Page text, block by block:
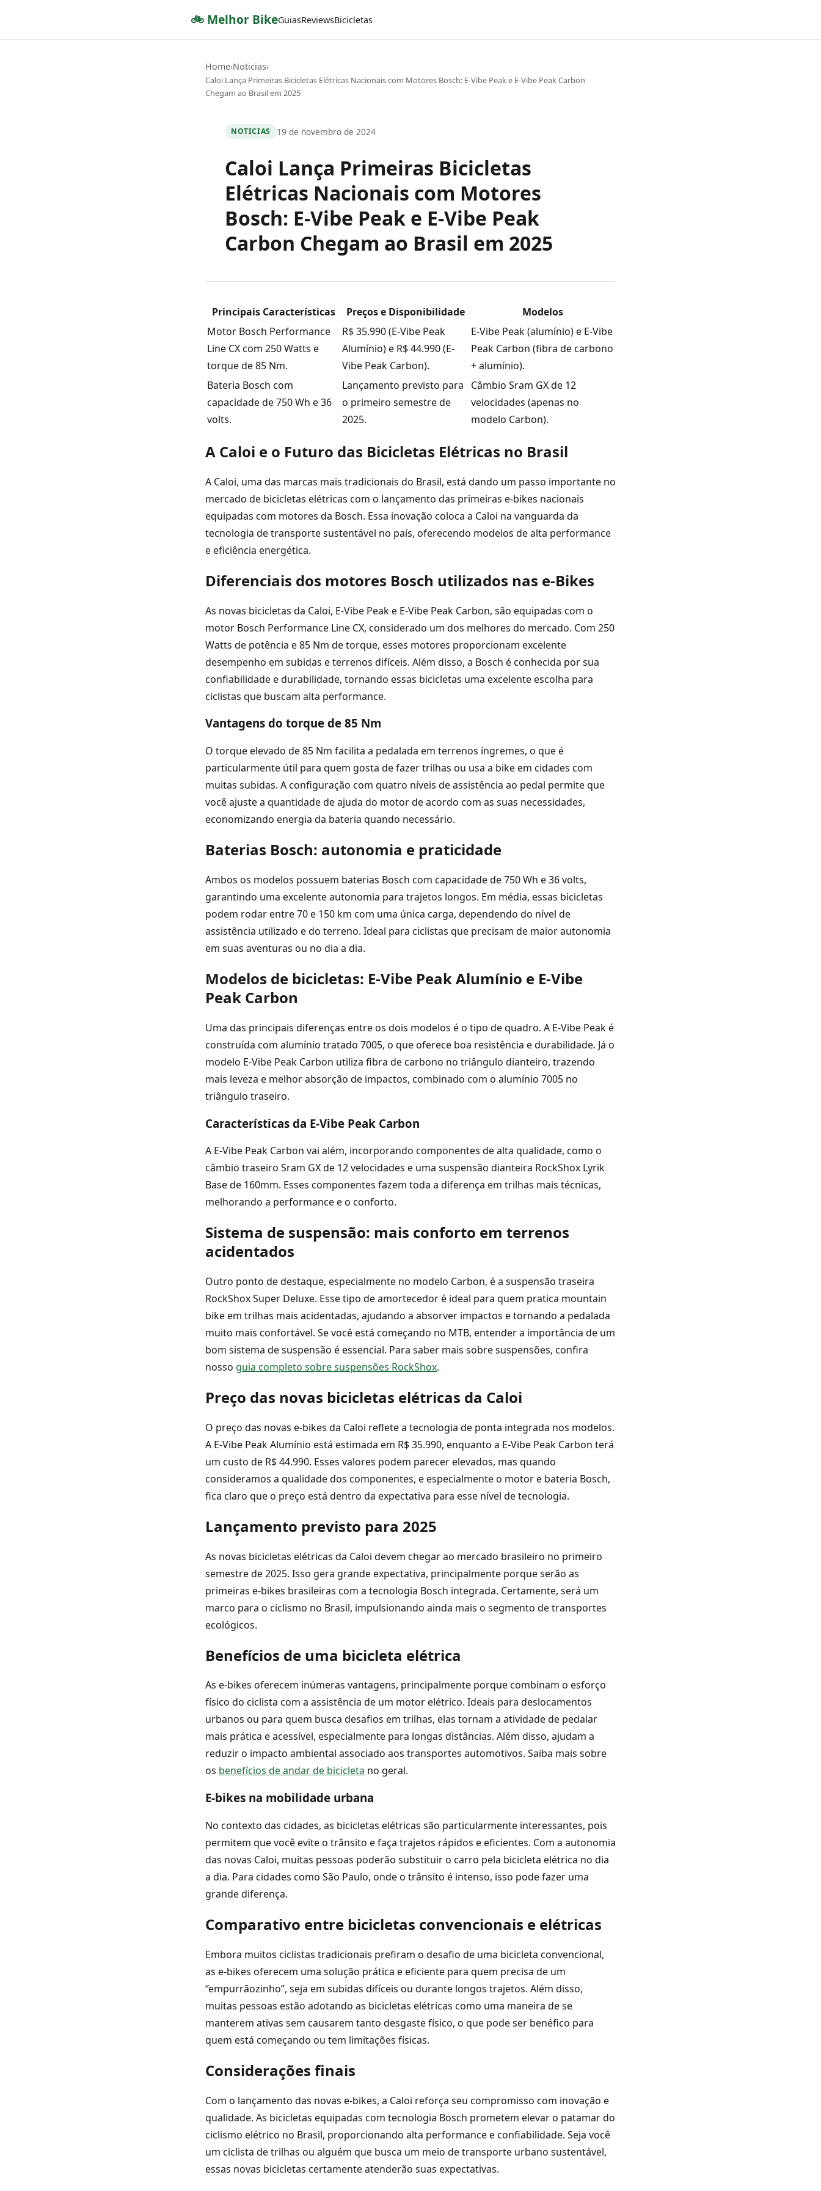
🚲 Melhor BikeGuiasReviewsBicicletas
Home›Noticias›
Caloi Lança Primeiras Bicicletas Elétricas Nacionais com Motores Bosch: E-Vibe Peak e E-Vibe Peak Carbon
Chegam ao Brasil em 2025
NOTICIAS 19 de novembro de 2024
Caloi Lança Primeiras Bicicletas
Elétricas Nacionais com Motores
Bosch: E-Vibe Peak e E-Vibe Peak
Carbon Chegam ao Brasil em 2025
Principais Características Preços e Disponibilidade
Modelos
Motor Bosch Performance
Line CX com 250 Watts e
torque de 85 Nm.
R$ 35.990 (E-Vibe Peak
Alumínio) e R$ 44.990 (E-
Vibe Peak Carbon).
E-Vibe Peak (alumínio) e E-Vibe
Peak Carbon (fibra de carbono
+ alumínio).
Bateria Bosch com
capacidade de 750 Wh e 36
volts.
Lançamento previsto para
o primeiro semestre de
2025.
Câmbio Sram GX de 12
velocidades (apenas no
modelo Carbon).
A Caloi e o Futuro das Bicicletas Elétricas no Brasil
A Caloi, uma das marcas mais tradicionais do Brasil, está dando um passo importante no
mercado de bicicletas elétricas com o lançamento das primeiras e-bikes nacionais
equipadas com motores da Bosch. Essa inovação coloca a Caloi na vanguarda da
tecnologia de transporte sustentável no país, oferecendo modelos de alta performance
e eficiência energética.
Diferenciais dos motores Bosch utilizados nas e-Bikes
As novas bicicletas da Caloi, E-Vibe Peak e E-Vibe Peak Carbon, são equipadas com o
motor Bosch Performance Line CX, considerado um dos melhores do mercado. Com 250
Watts de potência e 85 Nm de torque, esses motores proporcionam excelente
desempenho em subidas e terrenos difíceis. Além disso, a Bosch é conhecida por sua
confiabilidade e durabilidade, tornando essas bicicletas uma excelente escolha para
ciclistas que buscam alta performance.
Vantagens do torque de 85 Nm
O torque elevado de 85 Nm facilita a pedalada em terrenos íngremes, o que é
particularmente útil para quem gosta de fazer trilhas ou usa a bike em cidades com
muitas subidas. A configuração com quatro níveis de assistência ao pedal permite que
você ajuste a quantidade de ajuda do motor de acordo com as suas necessidades,
economizando energia da bateria quando necessário.
Baterias Bosch: autonomia e praticidade
Ambos os modelos possuem baterias Bosch com capacidade de 750 Wh e 36 volts,
garantindo uma excelente autonomia para trajetos longos. Em média, essas bicicletas
podem rodar entre 70 e 150 km com uma única carga, dependendo do nível de
assistência utilizado e do terreno. Ideal para ciclistas que precisam de maior autonomia
em suas aventuras ou no dia a dia.
Modelos de bicicletas: E-Vibe Peak Alumínio e E-Vibe
Peak Carbon
Uma das principais diferenças entre os dois modelos é o tipo de quadro. A E-Vibe Peak é
construída com alumínio tratado 7005, o que oferece boa resistência e durabilidade. Já o
modelo E-Vibe Peak Carbon utiliza fibra de carbono no triângulo dianteiro, trazendo
mais leveza e melhor absorção de impactos, combinado com o alumínio 7005 no
triângulo traseiro.
Características da E-Vibe Peak Carbon
A E-Vibe Peak Carbon vai além, incorporando componentes de alta qualidade, como o
câmbio traseiro Sram GX de 12 velocidades e uma suspensão dianteira RockShox Lyrik
Base de 160mm. Esses componentes fazem toda a diferença em trilhas mais técnicas,
melhorando a performance e o conforto.
Sistema de suspensão: mais conforto em terrenos
acidentados
Outro ponto de destaque, especialmente no modelo Carbon, é a suspensão traseira
RockShox Super Deluxe. Esse tipo de amortecedor é ideal para quem pratica mountain
bike em trilhas mais acidentadas, ajudando a absorver impactos e tornando a pedalada
muito mais confortável. Se você está começando no MTB, entender a importância de um
bom sistema de suspensão é essencial. Para saber mais sobre suspensões, confira
nosso guia completo sobre suspensões RockShox.
Preço das novas bicicletas elétricas da Caloi
O preço das novas e-bikes da Caloi reflete a tecnologia de ponta integrada nos modelos.
A E-Vibe Peak Alumínio está estimada em R$ 35.990, enquanto a E-Vibe Peak Carbon terá
um custo de R$ 44.990. Esses valores podem parecer elevados, mas quando
consideramos a qualidade dos componentes, e especialmente o motor e bateria Bosch,
fica claro que o preço está dentro da expectativa para esse nível de tecnologia.
Lançamento previsto para 2025
As novas bicicletas elétricas da Caloi devem chegar ao mercado brasileiro no primeiro
semestre de 2025. Isso gera grande expectativa, principalmente porque serão as
primeiras e-bikes brasileiras com a tecnologia Bosch integrada. Certamente, será um
marco para o ciclismo no Brasil, impulsionando ainda mais o segmento de transportes
ecológicos.
Benefícios de uma bicicleta elétrica
As e-bikes oferecem inúmeras vantagens, principalmente porque combinam o esforço
físico do ciclista com a assistência de um motor elétrico. Ideais para deslocamentos
urbanos ou para quem busca desafios em trilhas, elas tornam a atividade de pedalar
mais prática e acessível, especialmente para longas distâncias. Além disso, ajudam a
reduzir o impacto ambiental associado aos transportes automotivos. Saiba mais sobre
os benefícios de andar de bicicleta no geral.
E-bikes na mobilidade urbana
No contexto das cidades, as bicicletas elétricas são particularmente interessantes, pois
permitem que você evite o trânsito e faça trajetos rápidos e eficientes. Com a autonomia
das novas Caloi, muitas pessoas poderão substituir o carro pela bicicleta elétrica no dia
a dia. Para cidades como São Paulo, onde o trânsito é intenso, isso pode fazer uma
grande diferença.
Comparativo entre bicicletas convencionais e elétricas
Embora muitos ciclistas tradicionais prefiram o desafio de uma bicicleta convencional,
as e-bikes oferecem uma solução prática e eficiente para quem precisa de um
“empurrãozinho”, seja em subidas difíceis ou durante longos trajetos. Além disso,
muitas pessoas estão adotando as bicicletas elétricas como uma maneira de se
manterem ativas sem causarem tanto desgaste físico, o que pode ser benéfico para
quem está começando ou tem limitações físicas.
Considerações finais
Com o lançamento das novas e-bikes, a Caloi reforça seu compromisso com inovação e
qualidade. As bicicletas equipadas com tecnologia Bosch prometem elevar o patamar do
ciclismo elétrico no Brasil, proporcionando alta performance e confiabilidade. Seja você
um ciclista de trilhas ou alguém que busca um meio de transporte urbano sustentável,
essas novas bicicletas certamente atenderão suas expectativas.